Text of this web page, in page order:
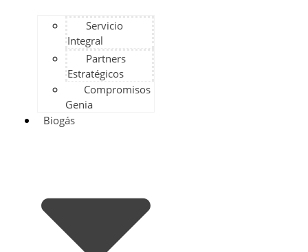
Servicio
Integral
Partners
Estratégicos
Compromisos
Genia
Biogás